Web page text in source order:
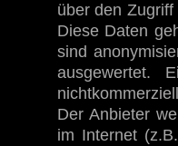
über den
Diese Daten
sind
ausgewertet.
Der Anbieter
im Internet